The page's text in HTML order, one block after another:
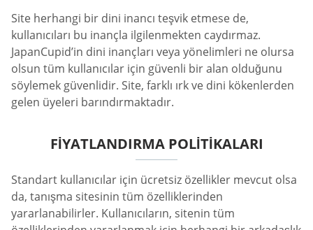
Site herhangi bir dini inancı teşvik etmese de,
kullanıcıları bu inançla ilgilenmekten caydırmaz.
JapanCupid’in dini inançları veya yönelimleri ne olursa
olsun tüm kullanıcılar için güvenli bir alan olduğunu
söylemek güvenlidir. Site, farklı ırk ve dini kökenlerden
gelen üyeleri barındırmaktadır.
FIYATLANDIRMA POLITIKALARI
Standart kullanıcılar için ücretsiz özellikler mevcut olsa
da, tanışma sitesinin tüm özelliklerinden
yararlanabilirler. Kullanıcıların, sitenin tüm